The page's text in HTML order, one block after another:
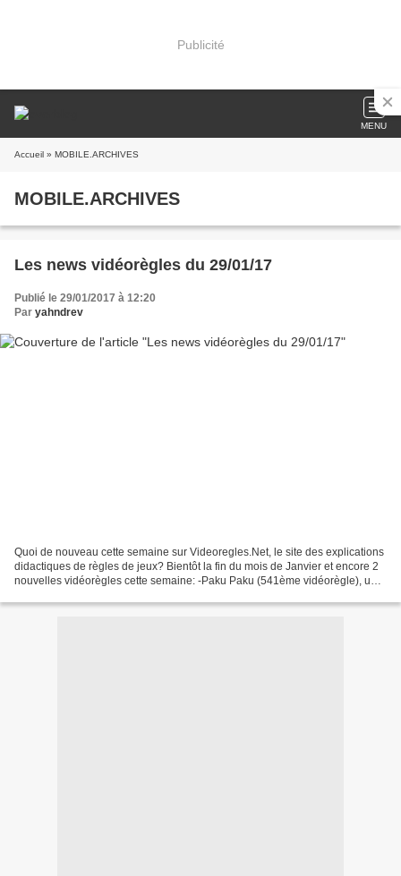
Publicité
MENU
Accueil » MOBILE.ARCHIVES
MOBILE.ARCHIVES
Les news vidéorègles du 29/01/17
Publié le 29/01/2017 à 12:20
Par yahndrev
Quoi de nouveau cette semaine sur Videoregles.Net, le site des explications
didactiques de règles de jeux? Bientôt la fin du mois de Janvier et encore 2
nouvelles vidéorègles cette semaine: -Paku Paku (541ème vidéorègle), un